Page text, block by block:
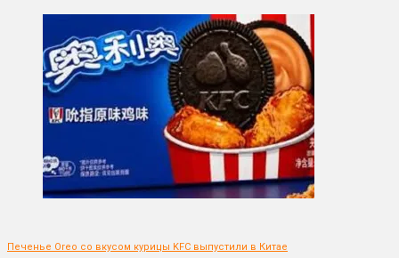
Печенье Oreo со вкусом курицы KFC выпустили в Китае